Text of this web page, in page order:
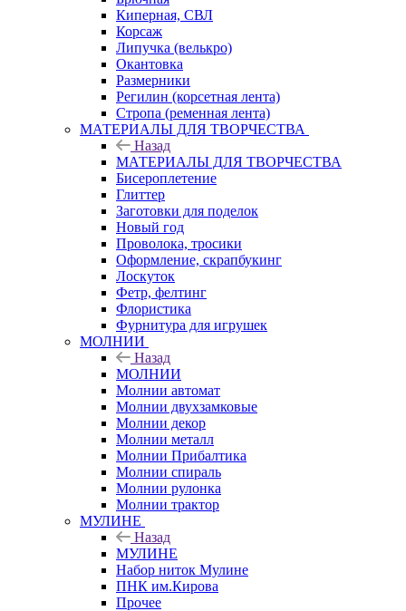
Киперная, СВЛ
Корсаж
Липучка (велькро)
Окантовка
Размерники
Регилин (корсетная лента)
Стропа (ременная лента)
МАТЕРИАЛЫ ДЛЯ ТВОРЧЕСТВА
Назад
МАТЕРИАЛЫ ДЛЯ ТВОРЧЕСТВА
Бисероплетение
Глиттер
Заготовки для поделок
Новый год
Проволока, тросики
Оформление, скрапбукинг
Лоскуток
Фетр, фелтинг
Флористика
Фурнитура для игрушек
МОЛНИИ
Назад
МОЛНИИ
Молнии автомат
Молнии двухзамковые
Молнии декор
Молнии металл
Молнии Прибалтика
Молнии спираль
Молнии рулонка
Молнии трактор
МУЛИНЕ
Назад
МУЛИНЕ
Набор ниток Мулине
ПНК им.Кирова
Прочее